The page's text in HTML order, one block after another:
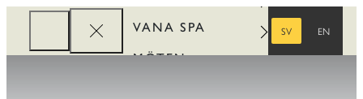
VANA SPA
MÖTEN
SV
EN